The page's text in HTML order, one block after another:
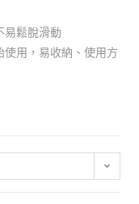
易鬆脫滑動
使用，易收納、使用方